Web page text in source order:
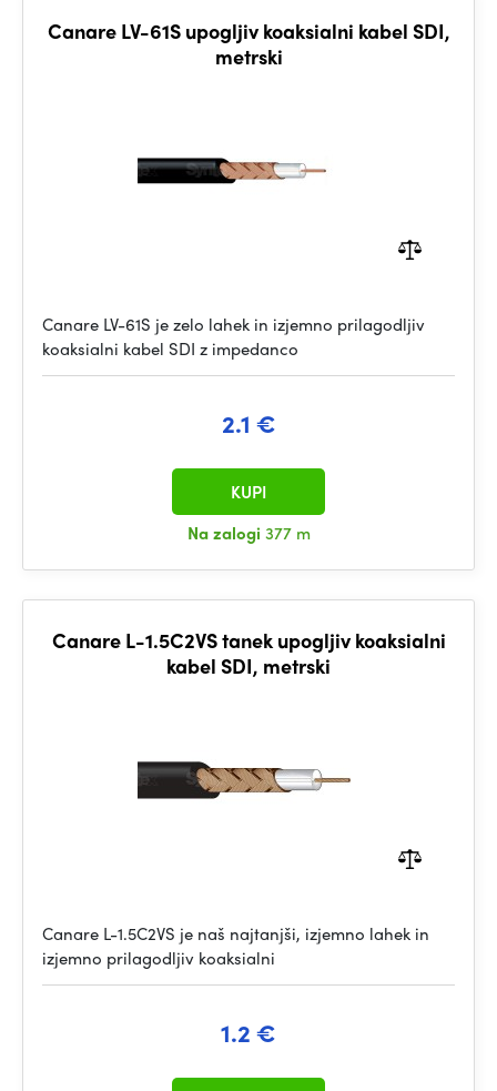
Canare LV-61S upogljiv koaksialni kabel SDI,
metrski
Canare LV-61S je zelo lahek in izjemno prilagodljiv
koaksialni kabel SDI z impedanco
2.1 €
Na zalogi 377 m
KUPI
Canare L-1.5C2VS tanek upogljiv koaksialni
kabel SDI, metrski
Canare L-1.5C2VS je naš najtanjši, izjemno lahek in
izjemno prilagodljiv koaksialni
1.2 €